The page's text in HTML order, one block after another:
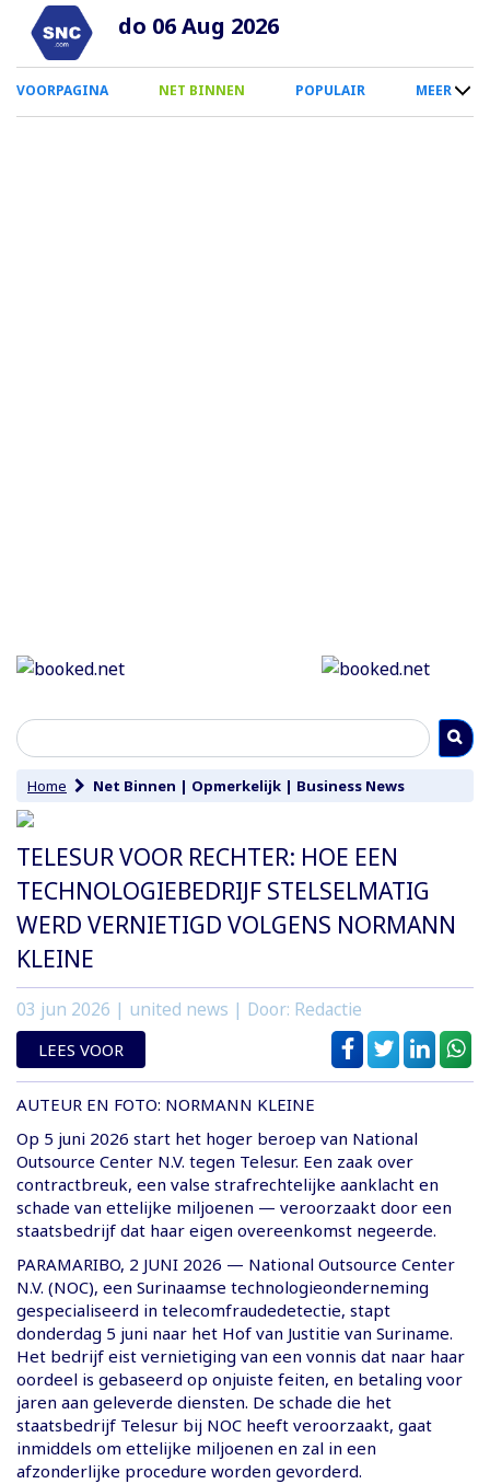
Overslaan
naar
inhoud
do 06 Aug 2026
0
Smartphone
VOORPAGINA NET BINNEN POPULAIR MEER
Home Net Binnen | Opmerkelijk | Business News
TELESUR VOOR RECHTER: HOE EEN
TECHNOLOGIEBEDRIJF STELSELMATIG
WERD VERNIETIGD VOLGENS NORMANN
KLEINE
03 jun 2026 | united news | Door: Redactie
LEES VOOR
AUTEUR EN FOTO: NORMANN KLEINE
Op 5 juni 2026 start het hoger beroep van National
Outsource Center N.V. tegen Telesur. Een zaak over
contractbreuk, een valse strafrechtelijke aanklacht en
schade van ettelijke miljoenen — veroorzaakt door een
staatsbedrijf dat haar eigen overeenkomst negeerde.
PARAMARIBO, 2 JUNI 2026 — National Outsource Center
N.V. (NOC), een Surinaamse technologieonderneming
gespecialiseerd in telecomfraudedetectie, stapt
donderdag 5 juni naar het Hof van Justitie van Suriname.
Het bedrijf eist vernietiging van een vonnis dat naar haar
oordeel is gebaseerd op onjuiste feiten, en betaling voor
jaren aan geleverde diensten. De schade die het
staatsbedrijf Telesur bij NOC heeft veroorzaakt, gaat
inmiddels om ettelijke miljoenen en zal in een
afzonderlijke procedure worden gevorderd.